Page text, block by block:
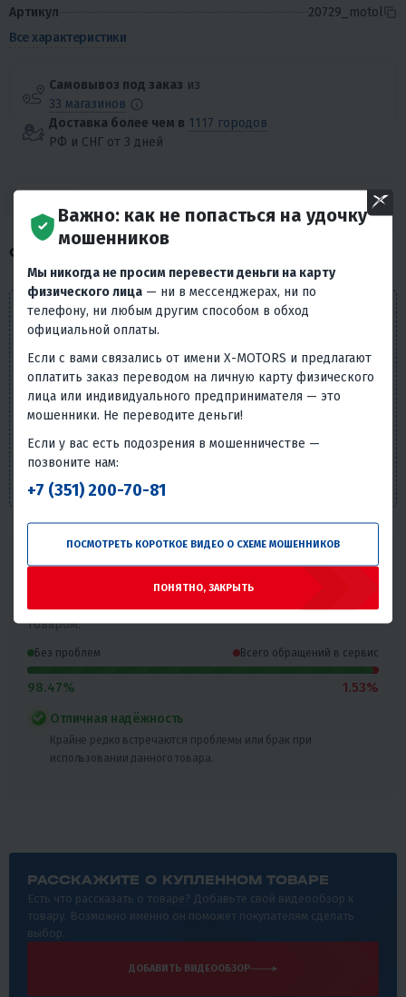
Артикул
20729_motol
Все характеристики
Самовывоз под заказ из
33 магазинов
Доставка более чем в 1117 городов
РФ и СНГ от 3 дней
Оплата
О ТОВАРЕ
Внешний вид товара, его комплектация и
характеристики могут изменяться производителем без
справочно-ознакомительный характер и не может
служить основанием для претензий. Вся представленная
на сайте информация, касающаяся технических
носит информационный характер и ни при каких
условиях не является публичной офертой, определяемой
положениями п. 2 ст. 437 Гражданского кодекса РФ.
Надёжность товара
Статистика основана на количестве общего числа
покупателей и количестве обращений в сервис с этим
товаром.
Без проблем Всего обращений в сервис
98.47% 1.53%
Отличная надёжность
Крайне редко встречаются проблемы или брак при
использовании данного товара.
РАССКАЖИТЕ О КУПЛЕННОМ ТОВАРЕ
Есть что рассказать о товаре? Добавьте свой видеообзор к
товару. Возможно именно он поможет покупателям сделать
выбор.
ДОБАВИТЬ ВИДЕООБЗОР
Важно: как не попасться на удочку
мошенников
Мы никогда не просим перевести деньги на карту
физического лица — ни в мессенджерах, ни по
телефону, ни любым другим способом в обход
официальной оплаты.
Если с вами связались от имени X-MOTORS и предлагают
оплатить заказ переводом на личную карту физического
лица или индивидуального предпринимателя — это
мошенники. Не переводите деньги!
Если у вас есть подозрения в мошенничестве —
позвоните нам:
+7 (351) 200-70-81
ПОСМОТРЕТЬ КОРОТКОЕ ВИДЕО О СХЕМЕ МОШЕННИКОВ
ПОНЯТНО, ЗАКРЫТЬ